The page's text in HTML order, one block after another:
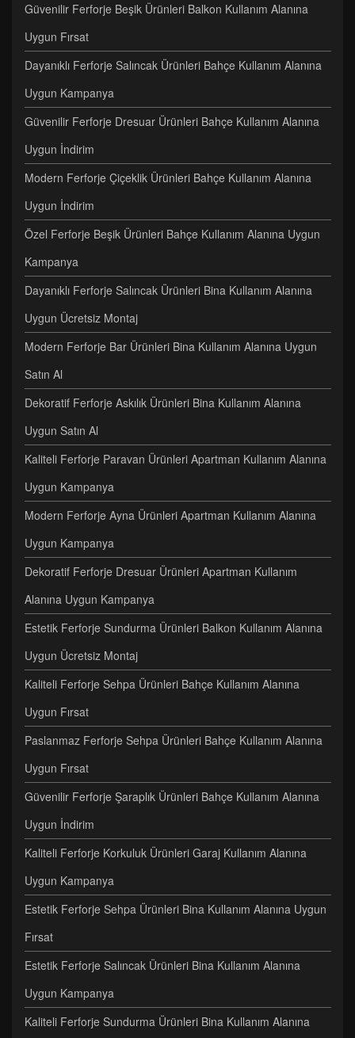
Güvenilir Ferforje Beşik Ürünleri Balkon Kullanım Alanına
Uygun Fırsat
Dayanıklı Ferforje Salıncak Ürünleri Bahçe Kullanım Alanına
Uygun Kampanya
Güvenilir Ferforje Dresuar Ürünleri Bahçe Kullanım Alanına
Uygun İndirim
Modern Ferforje Çiçeklik Ürünleri Bahçe Kullanım Alanına
Uygun İndirim
Özel Ferforje Beşik Ürünleri Bahçe Kullanım Alanına Uygun
Kampanya
Dayanıklı Ferforje Salıncak Ürünleri Bina Kullanım Alanına
Uygun Ücretsiz Montaj
Modern Ferforje Bar Ürünleri Bina Kullanım Alanına Uygun
Satın Al
Dekoratif Ferforje Askılık Ürünleri Bina Kullanım Alanına
Uygun Satın Al
Kaliteli Ferforje Paravan Ürünleri Apartman Kullanım Alanına
Uygun Kampanya
Modern Ferforje Ayna Ürünleri Apartman Kullanım Alanına
Uygun Kampanya
Dekoratif Ferforje Dresuar Ürünleri Apartman Kullanım
Alanına Uygun Kampanya
Estetik Ferforje Sundurma Ürünleri Balkon Kullanım Alanına
Uygun Ücretsiz Montaj
Kaliteli Ferforje Sehpa Ürünleri Bahçe Kullanım Alanına
Uygun Fırsat
Paslanmaz Ferforje Sehpa Ürünleri Bahçe Kullanım Alanına
Uygun Fırsat
Güvenilir Ferforje Şaraplık Ürünleri Bahçe Kullanım Alanına
Uygun İndirim
Kaliteli Ferforje Korkuluk Ürünleri Garaj Kullanım Alanına
Uygun Kampanya
Estetik Ferforje Sehpa Ürünleri Bina Kullanım Alanına Uygun
Fırsat
Estetik Ferforje Salıncak Ürünleri Bina Kullanım Alanına
Uygun Kampanya
Kaliteli Ferforje Sundurma Ürünleri Bina Kullanım Alanına